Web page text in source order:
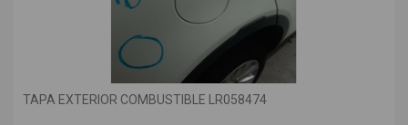
TAPA EXTERIOR COMBUSTIBLE LR058474